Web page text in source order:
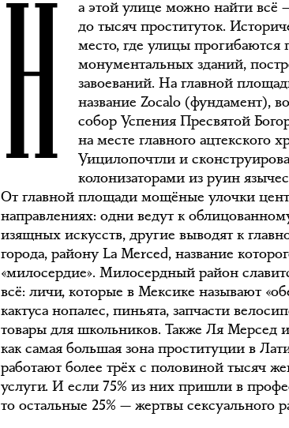
Н
а этой улице можно найти всё
до тысяч проституток.
место, где улицы прогибаются
монументальных зданий,
завоеваний. На главной
название Zocalo (фундамент),
собор Успения Пресвятой
на месте главного ацтекского
Уицилопочтли и
колонизаторами из руин
От главной площади мощёные улочки
направлениях: одни ведут к
изящных искусств, другие выводят к
города, району La Merced, название
«милосердие». Милосердный район
всё: личи, которые в Мексике называют
кактуса нопалес, пиньята, запчасти
товары для школьников. Также Ля Мерсед
как самая большая зона проституции в
работают более трёх с половиной тысяч
услуги. И если 75% из них пришли в
то остальные 25% — жертвы сексуального